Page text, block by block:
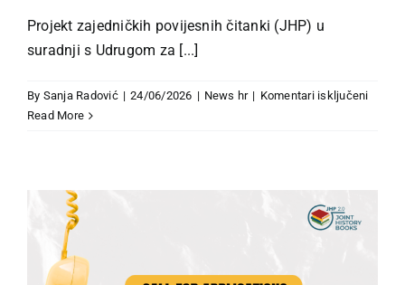
Projekt zajedničkih povijesnih čitanki (JHP) u
suradnji s Udrugom za [...]
By Sanja Radović | 24/06/2026 | News hr | Komentari isključeniza
Read More